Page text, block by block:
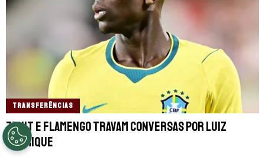
TRANSFERÊNCIAS
Zenit e Flamengo travam conversas por Luiz
Henrique